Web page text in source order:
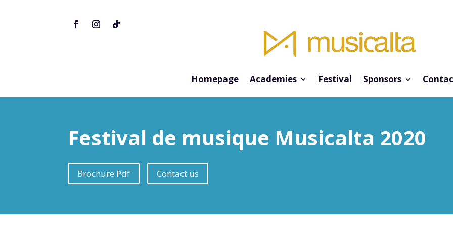
Homepage Academies Festival Sponsors
Festival de musique Musicalta 2020
Brochure Pdf Contact us